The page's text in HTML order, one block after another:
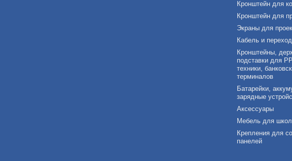
Кронштейн для
Кронштейн для
Экраны для
Кабель и
Кронштейны,
подставки для
техники,
терминалов
Батарейки,
зарядные
Аксессуары
Мебель для
Крепления для
панелей